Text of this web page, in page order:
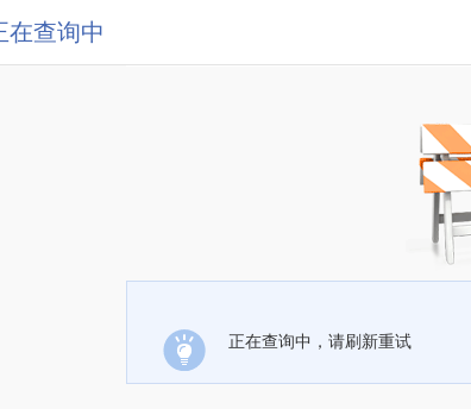
在查询中
正在查询中，请刷新重试